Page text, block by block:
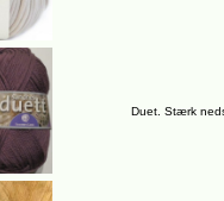
Duet. Stærk